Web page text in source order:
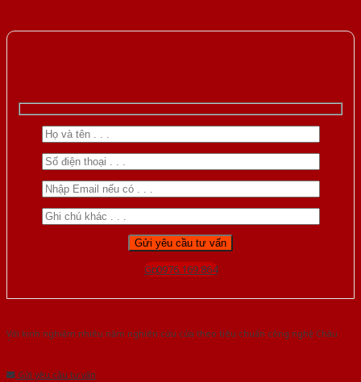
Gọi 0976.169.864
Với kinh nghiệm nhiêu năm nghiên cứu cửa theo tiêu chuẩn công nghệ Châu
Âu.Chúng tôi tự tin là nhà sản xuất & cung cấp hàng đầu tại Việt Nam!
Gửi yêu cầu tư vấn